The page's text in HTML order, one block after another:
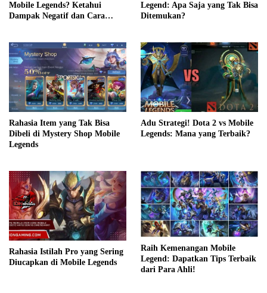
Mobile Legends? Ketahui
Dampak Negatif dan Cara
Legend: Apa Saja yang Tak Bisa
Ditemukan?
Rahasia Item yang Tak Bisa
Dibeli di Mystery Shop Mobile
Legends
Adu Strategi! Dota 2 vs Mobile
Legends: Mana yang Terbaik?
Rahasia Istilah Pro yang Sering
Diucapkan di Mobile Legends
Raih Kemenangan Mobile
Legend: Dapatkan Tips Terbaik
dari Para Ahli!